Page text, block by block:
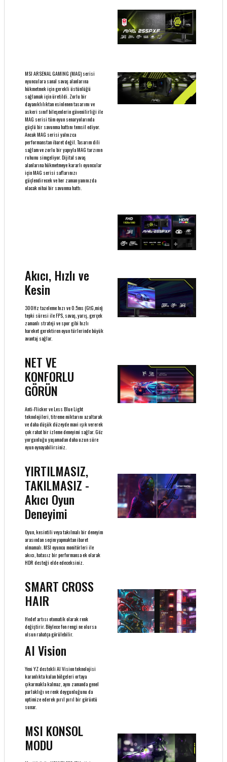
MSI ARSENAL GAMING (MAG) serisi
oyunculara sanal savaş alanlarına
hükmetmek için gerekli üstünlüğü
sağlamak için üretildi. Zorlu bir
dayanıklılıktan esinlenen tasarımı ve
askeri sınıf bileşenlerin güvenilirliği ile
MAG serisi tüm oyun senaryolarında
güçlü bir savunma hattını temsil ediyor.
Ancak MAG serisi yalnızca
performanstan ibaret değil. Tasarım dili
sağlam ve zorlu bir yapıyla MAG tarzının
ruhunu simgeliyor. Dijital savaş
alanlarına hükmetmeye kararlı oyuncular
için MAG serisi saflarınızı
güçlendirecek ve her zaman yanınızda
olacak nihai bir savunma hattı.
Akıcı, Hızlı ve
Kesin
300Hz tazeleme hızı ve 0.5ms (GtG,min)
tepki süresi ile FPS, savaş, yarış, gerçek
zamanlı strateji ve spor gibi hızlı
hareket gerektiren oyun türlerinde büyük
avantaj sağlar.
NET VE
KONFORLU
GÖRÜN
Anti-Flicker ve Less Blue Light
teknolojileri, titreme miktarını azaltarak
ve daha düşük düzeyde mavi ışık vererek
çok rahat bir izleme deneyimi sağlar. Göz
yorgunluğu yaşamadan daha uzun süre
oyun oynayabilirsiniz.
YIRTILMASIZ,
TAKILMASIZ -
Akıcı Oyun
Deneyimi
Oyun, kesintili veya takılmalı bir deneyim
arasından seçim yapmaktan ibaret
olmamalı. MSI oyuncu monitörleri ile
akıcı, hatasız bir performansa ek olarak
HDR desteği elde edeceksiniz.
SMART CROSS
HAIR
Hedef artısı otomatik olarak renk
değiştirir. Böylece fon rengi ne olursa
olsun rahatça görülebilir.
AI Vision
Yeni YZ destekli AI Vision teknolojisi
karanlıkta kalan bölgeleri ortaya
çıkarmakla kalmaz, aynı zamanda genel
parlaklığı ve renk doygunluğunu da
optimize ederek pırıl pırıl bir görüntü
sunar.
MSI KONSOL
MODU